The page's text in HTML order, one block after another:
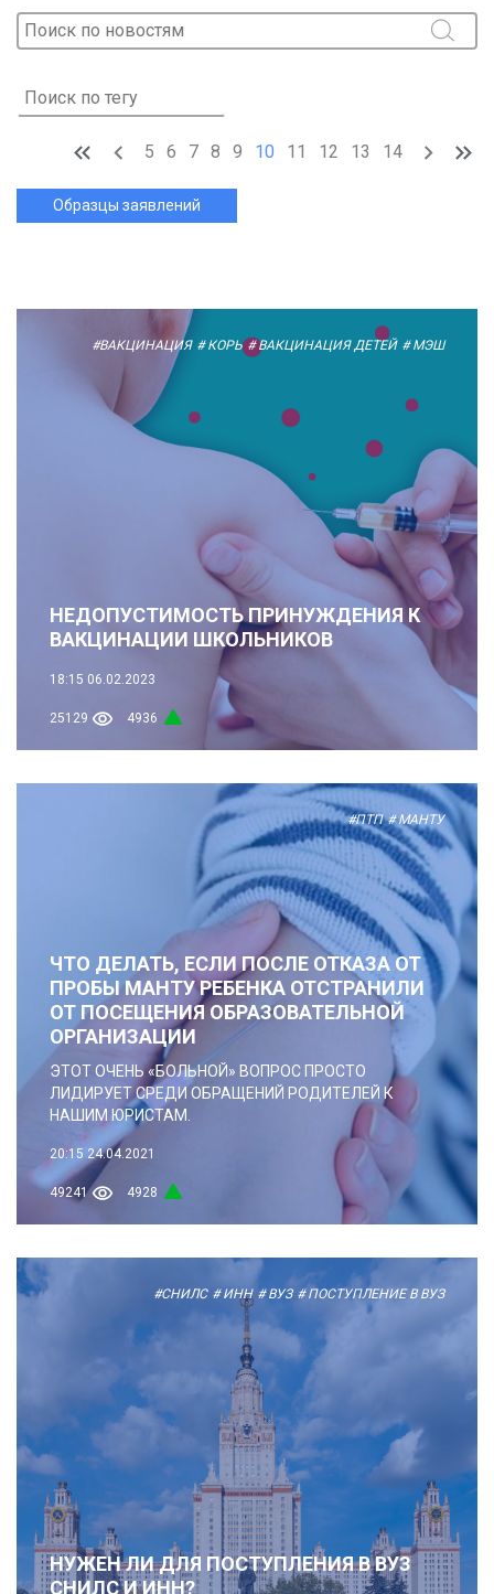
5 6 7 8 9 10 11 12 13 14
Образцы заявлений
#ВАКЦИНАЦИЯ # КОРЬ # ВАКЦИНАЦИЯ ДЕТЕЙ # МЭШ
НЕДОПУСТИМОСТЬ ПРИНУЖДЕНИЯ К
ВАКЦИНАЦИИ ШКОЛЬНИКОВ
18:15 06.02.2023
25129 4936
#ПТП # МАНТУ
ЧТО ДЕЛАТЬ, ЕСЛИ ПОСЛЕ ОТКАЗА ОТ
ПРОБЫ МАНТУ РЕБЕНКА ОТСТРАНИЛИ
ОТ ПОСЕЩЕНИЯ ОБРАЗОВАТЕЛЬНОЙ
ОРГАНИЗАЦИИ
ЭТОТ ОЧЕНЬ «БОЛЬНОЙ» ВОПРОС ПРОСТО
ЛИДИРУЕТ СРЕДИ ОБРАЩЕНИЙ РОДИТЕЛЕЙ К
НАШИМ ЮРИСТАМ.
20:15 24.04.2021
49241 4928
#СНИЛС # ИНН # ВУЗ # ПОСТУПЛЕНИЕ В ВУЗ
НУЖЕН ЛИ ДЛЯ ПОСТУПЛЕНИЯ В ВУЗ
СНИЛС И ИНН?